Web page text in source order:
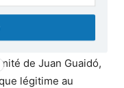
celle de plusieurs
France qui vient,
de Juan Guaidó,
légitime au